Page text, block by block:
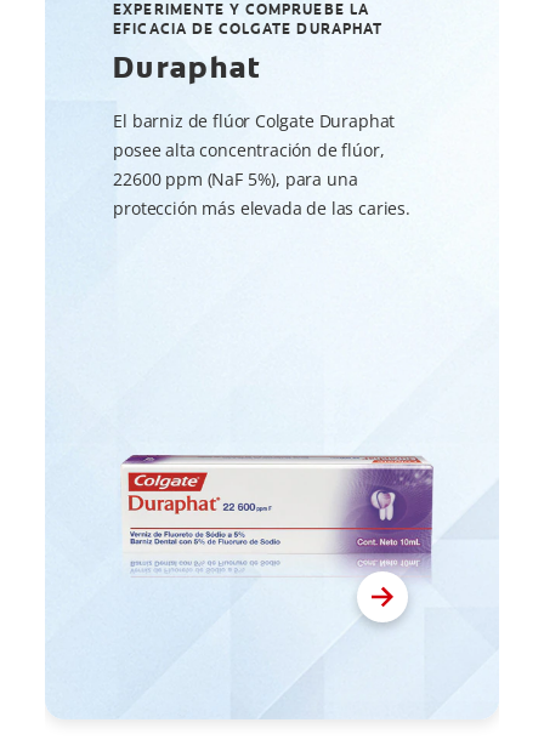
EXPERIMENTE Y COMPRUEBE LA
EFICACIA DE COLGATE DURAPHAT
Duraphat
El barniz de flúor Colgate Duraphat
posee alta concentración de flúor,
22600 ppm (NaF 5%), para una
protección más elevada de las caries.